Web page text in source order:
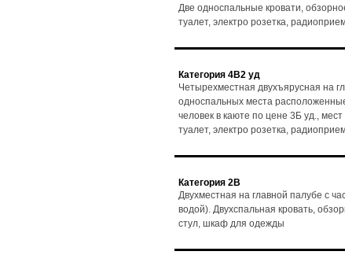
Две односпальные кровати,
туалет, электро розетка,
Категория 4В2 уд
Четырехместная двухъярусная на
односпальных места
человек в каюте по цене 3Б уд.,
туалет, электро розетка,
Категория 2В
Двухместная на главной палубе с
водой). Двухспальная кровать,
стул, шкаф для одежды